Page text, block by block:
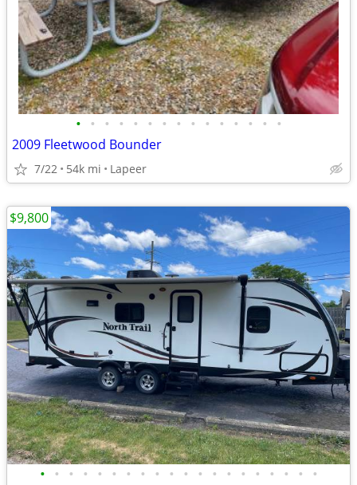
• • • • • • • • • • • • • • •
2009 Fleetwood Bounder
7/22 54k mi Lapeer
• • • • • • • • • • • • • • • • • • • •
$9,800